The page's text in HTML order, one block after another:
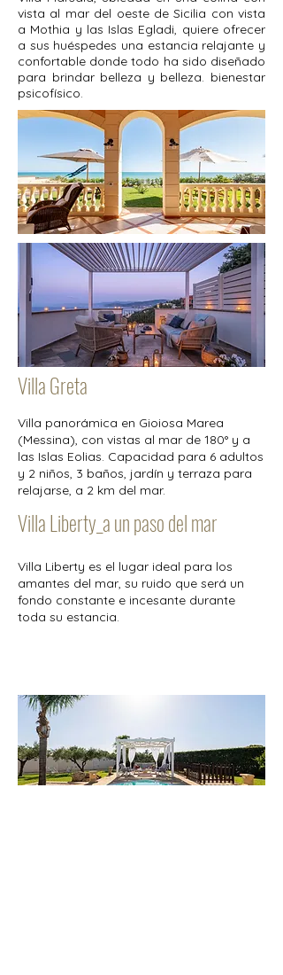
vista al mar del oeste de Sicilia con vista
a Mothia y las Islas Egladi, quiere ofrecer
a sus huéspedes una estancia relajante y
confortable donde todo ha sido diseñado
para brindar belleza y belleza. bienestar
psicofísico.
Villa Greta
Villa panorámica en Gioiosa Marea
(Messina), con vistas al mar de 180° y a
las Islas Eolias. Capacidad para 6 adultos
y 2 niños, 3 baños, jardín y terraza para
relajarse, a 2 km del mar.
Villa Liberty_a un paso del mar
Villa Liberty es el lugar ideal para los
amantes del mar, su ruido que será un
fondo constante e incesante durante
toda su estancia.